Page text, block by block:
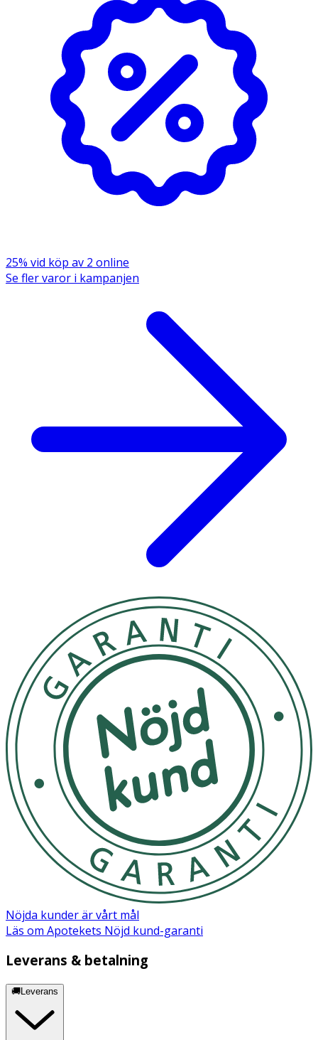
25% vid köp av 2 online
Se fler varor i kampanjen
Nöjda kunder är vårt mål
Läs om Apotekets Nöjd kund-garanti
Leverans & betalning
🚚Leverans